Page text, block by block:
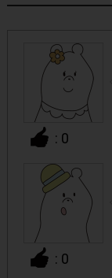
ださい。
よく売ってい
す。
上限に達しても
・他サイトのテ
回の参加とさせ
: 0
: 0